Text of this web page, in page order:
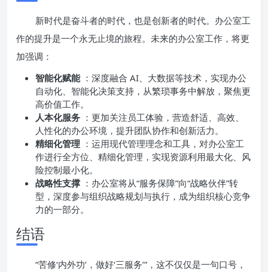
新时代是奋斗者的时代，也是创新者的时代。办公室工
作的提升是一个永无止境的旅程。未来的办公室工作，将更
加强调：
智能化赋能 ：深度融合 AI、大数据等技术，实现办公
自动化、智能化决策支持，从繁琐事务中解放，聚焦更
高价值工作。
人本化服务 ：更加关注员工体验，营造舒适、高效、
人性化的办公环境，提升团队协作和创新活力。
精细化管理 ：运用现代管理理念和工具，对办公室工
作进行全方位、精细化管理，实现资源利用最大化、风
险控制最小化。
战略性支撑 ：办公室将从“服务保障”向“战略伙伴”转
型，深度参与组织战略规划与执行，成为组织核心竞争
力的一部分。
结语
“苦修‘内外功’，做好‘三服务’”，这不仅仅是一句口号，